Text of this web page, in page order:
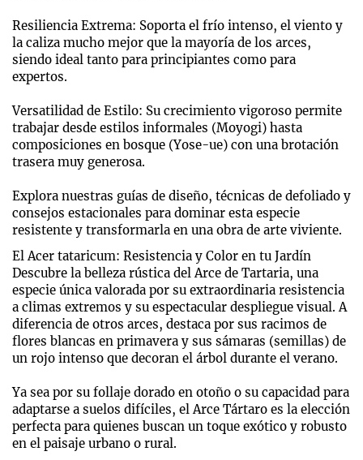
Resiliencia Extrema: Soporta el frío intenso, el viento y
la caliza mucho mejor que la mayoría de los arces,
siendo ideal tanto para principiantes como para
expertos.
Versatilidad de Estilo: Su crecimiento vigoroso permite
trabajar desde estilos informales (Moyogi) hasta
composiciones en bosque (Yose-ue) con una brotación
trasera muy generosa.
Explora nuestras guías de diseño, técnicas de defoliado y
consejos estacionales para dominar esta especie
resistente y transformarla en una obra de arte viviente.
El Acer tataricum: Resistencia y Color en tu Jardín
Descubre la belleza rústica del Arce de Tartaria, una
especie única valorada por su extraordinaria resistencia
a climas extremos y su espectacular despliegue visual. A
diferencia de otros arces, destaca por sus racimos de
flores blancas en primavera y sus sámaras (semillas) de
un rojo intenso que decoran el árbol durante el verano.
Ya sea por su follaje dorado en otoño o su capacidad para
adaptarse a suelos difíciles, el Arce Tártaro es la elección
perfecta para quienes buscan un toque exótico y robusto
en el paisaje urbano o rural.